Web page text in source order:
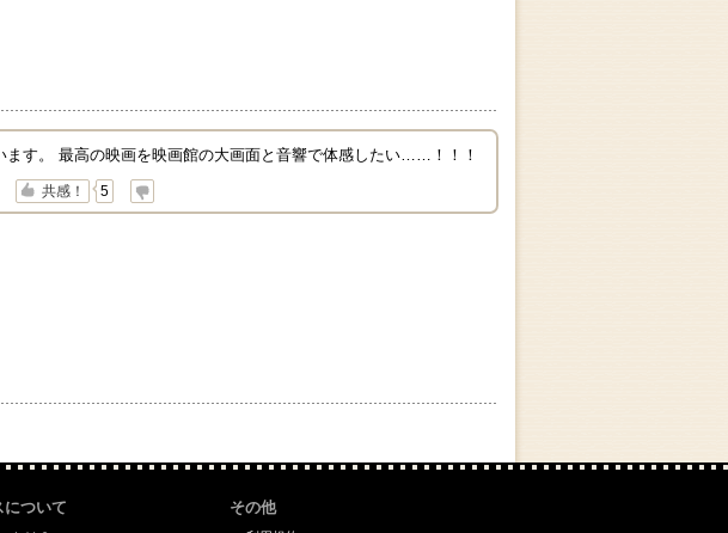
ます。 最高の映画を映画館の大画面と音響で体感したい……！！！
共感！ 5
↓
について その他